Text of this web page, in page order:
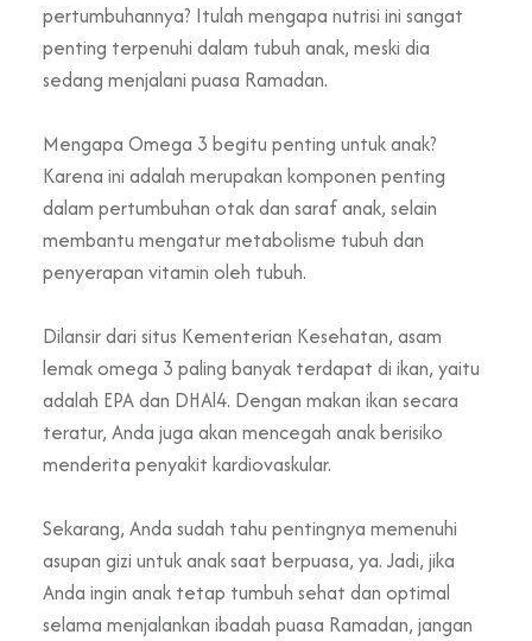
pertumbuhannya? Itulah mengapa nutrisi ini sangat
penting terpenuhi dalam tubuh anak, meski dia
sedang menjalani puasa Ramadan.
Mengapa Omega 3 begitu penting untuk anak?
Karena ini adalah merupakan komponen penting
dalam pertumbuhan otak dan saraf anak, selain
membantu mengatur metabolisme tubuh dan
penyerapan vitamin oleh tubuh.
Dilansir dari situs Kementerian Kesehatan, asam
lemak omega 3 paling banyak terdapat di ikan, yaitu
adalah EPA dan DHAl4. Dengan makan ikan secara
teratur, Anda juga akan mencegah anak berisiko
menderita penyakit kardiovaskular.
Sekarang, Anda sudah tahu pentingnya memenuhi
asupan gizi untuk anak saat berpuasa, ya. Jadi, jika
Anda ingin anak tetap tumbuh sehat dan optimal
selama menjalankan ibadah puasa Ramadan, jangan